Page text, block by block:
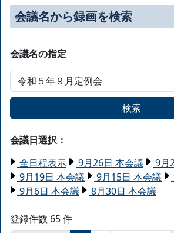
会議名から録画を検索
会議名の指定
検索
会議日選択：
全日程表示
9月26日 本会議
9月
9月19日 本会議
9月15日 本会議
9月6日 本会議
8月30日 本会議
登録件数 65 件